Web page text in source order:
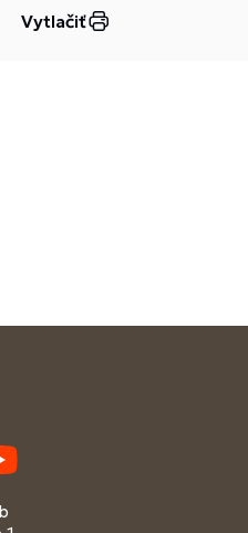
Vytlačiť